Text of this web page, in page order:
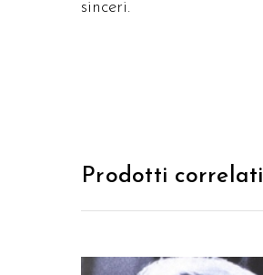
sinceri.
Prodotti correlati